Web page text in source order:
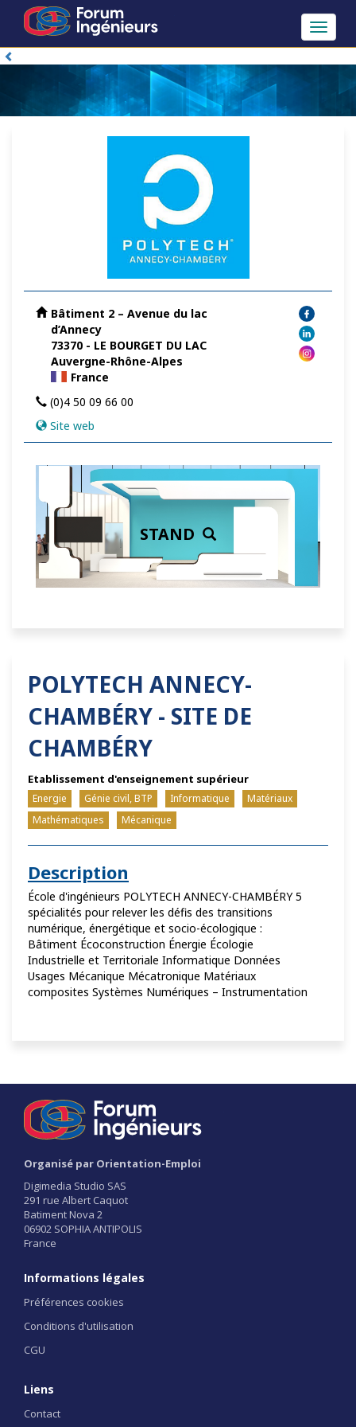
Toggle
Bâtiment 2 – Avenue du lac
d’Annecy
73370 - LE BOURGET DU LAC
Auvergne-Rhône-Alpes
France
(0)4 50 09 66 00
Site web
STAND
POLYTECH ANNECY-
CHAMBÉRY - SITE DE
CHAMBÉRY
Etablissement d'enseignement supérieur
Energie Génie civil, BTP Informatique
Matériaux
Mathématiques
Mécanique
Description
École d'ingénieurs POLYTECH ANNECY-CHAMBÉRY 5
spécialités​ pour relever les défis des transitions
numérique, énergétique et socio-écologique :
Bâtiment Écoconstruction Énergie Écologie
Industrielle et Territoriale Informatique Données
Usages Mécanique Mécatronique Matériaux
composites Systèmes Numériques – Instrumentation
Organisé par Orientation-Emploi
Digimedia Studio SAS
291 rue Albert Caquot
Batiment Nova 2
06902 SOPHIA ANTIPOLIS
France
Informations légales
Préférences cookies
Conditions d'utilisation
CGU
Liens
Contact